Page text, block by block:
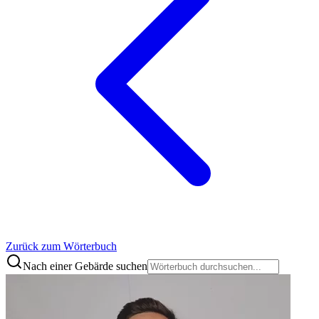
Zurück zum Wörterbuch
Nach einer Gebärde suchen